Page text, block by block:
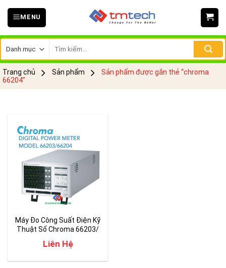
Skip
MENU
kiếm:
Trang chủ Sản phẩm
Sản phẩm được gắn thẻ “chroma
66204”
Máy Đo Công Suất Điện Kỹ
Thuật Số Chroma 66203/
Liên Hệ